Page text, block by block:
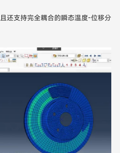
还支持完全耦合的瞬态温度-位移分